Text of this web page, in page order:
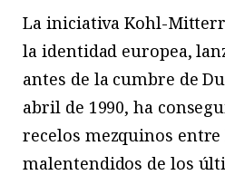
La iniciativa Kohl-
la identidad europea,
antes de la cumbre de
abril de 1990, ha
recelos mezquinos entre
malentendidos de los